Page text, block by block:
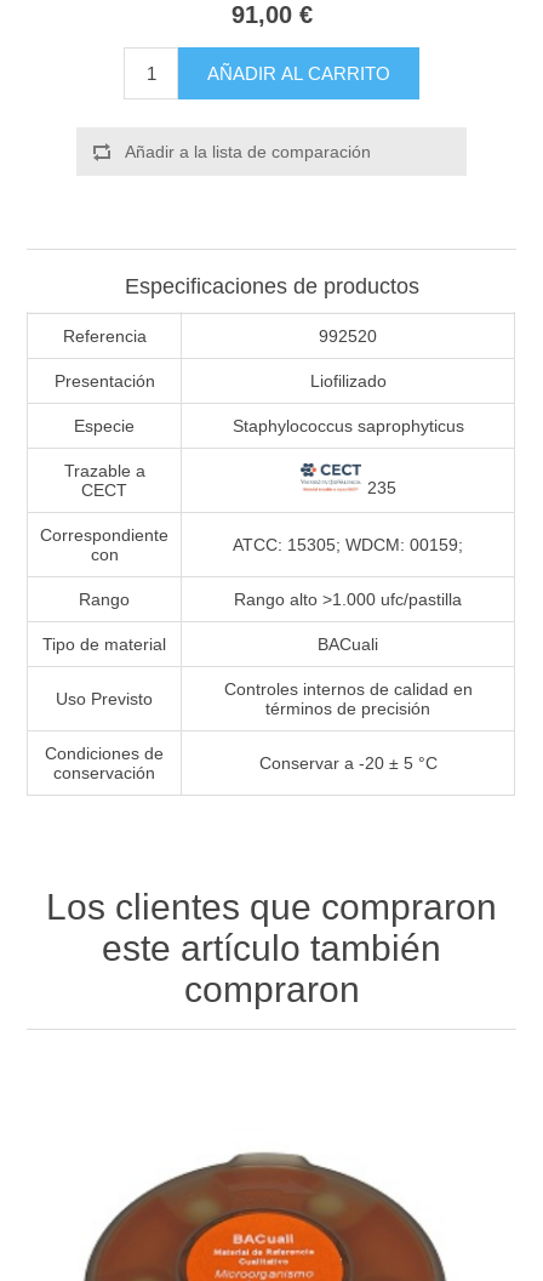
91,00 €
AÑADIR AL CARRITO
Añadir a la lista de comparación
Especificaciones de productos
Referencia 992520
Presentación Liofilizado
Especie Staphylococcus saprophyticus
Trazable a
CECT
235
Correspondiente
con
ATCC: 15305; WDCM: 00159;
Rango Rango alto >1.000 ufc/pastilla
Tipo de material BACuali
Uso Previsto
Controles internos de calidad en
términos de precisión
Condiciones de
conservación
Conservar a -20 ± 5 °C
Los clientes que compraron
este artículo también
compraron